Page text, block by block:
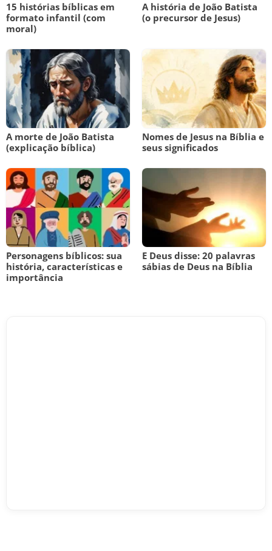
15 histórias bíblicas em
formato infantil (com
moral)
A história de João Batista
(o precursor de Jesus)
A morte de João Batista
(explicação bíblica)
Nomes de Jesus na Bíblia e
seus significados
Personagens bíblicos: sua
história, características e
importância
E Deus disse: 20 palavras
sábias de Deus na Bíblia